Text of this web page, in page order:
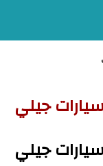
جيلي
جيلي